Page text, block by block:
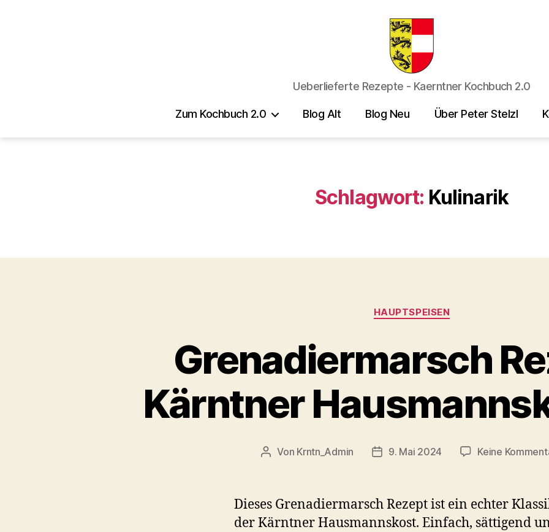
Kaerntner
Kueche
Ueberlieferte Rezepte - Kaerntner Kochbuch 2.0
Zum Kochbuch 2.0 Blog Alt Blog Neu Über Peter Stelzl
Schlagwort: Kulinarik
Kategorien
HAUPTSPEISEN
Grenadiermarsch
Kärntner
Beitragsautor
Von Krntn_Admin Veröffentlichungsdatum
9. Mai 2024 Keine
Dieses Grenadiermarsch Rezept ist ein echter
der Kärntner Hausmannskost. Einfach, sättigend